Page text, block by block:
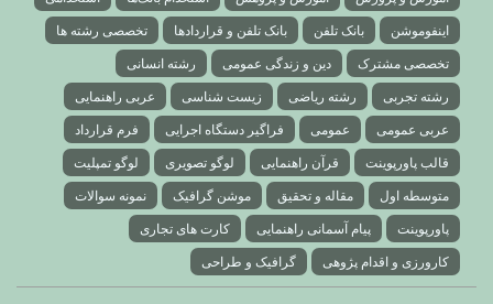
اینفوموشن
بانک تلفن بانک تلفن و قراردادها
تخصصی رشته ها
تخصصی مشترک
دین و زندگی عمومی
رشته انسانی
رشته تجربی
رشته ریاضی زیست شناسی
عربی راهنمایی
عربی عمومی
عمومی فراگیر دستگاه اجرایی
فرم قرارداد
قالب پاورپوینت
قرآن راهنمایی لوگو تصویری
لوگو تمپلیت
متوسطه اول
مقاله و تحقیق موشن گرافیک
نمونه سوالات
پاورپوینت
پیام آسمانی راهنمایی
کارت های تجاری
کارورزی و اقدام پژوهی
گرافیک و طراحی